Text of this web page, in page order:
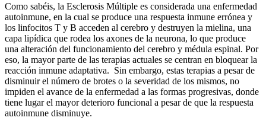
Como sabéis, la Esclerosis Múltiple es considerada una enfermedad
autoinmune, en la cual se produce una respuesta inmune errónea y
los linfocitos T y B acceden al cerebro y destruyen la mielina, una
capa lipídica que rodea los axones de la neurona, lo que produce
una alteración del funcionamiento del cerebro y médula espinal. Por
eso, la mayor parte de las terapias actuales se centran en bloquear la
reacción inmune adaptativa. Sin embargo, estas terapias a pesar de
disminuir el número de brotes o la severidad de los mismos, no
impiden el avance de la enfermedad a las formas progresivas, donde
tiene lugar el mayor deterioro funcional a pesar de que la respuesta
autoinmune disminuye.